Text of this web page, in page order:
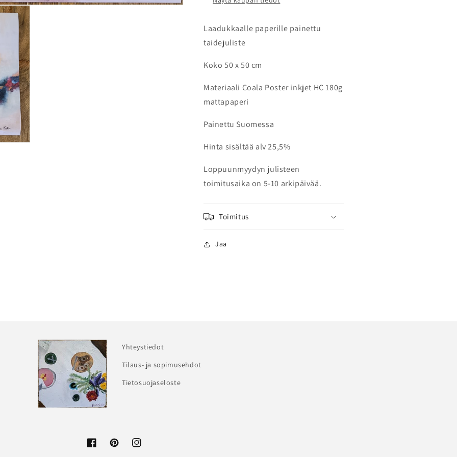
Laadukkaalle paperille painettu
taidejuliste
Koko 50 x 50 cm
Materiaali Coala Poster inkjet HC 180g
mattapaperi
Painettu Suomessa
Hinta sisältää alv 25,5%
Loppuunmyydyn julisteen
toimitusaika on 5-10 arkipäivää.
Toimitus
Jaa
Yhteystiedot
Tilaus- ja sopimusehdot
Tietosuojaseloste
FacebookPinterestInstagram